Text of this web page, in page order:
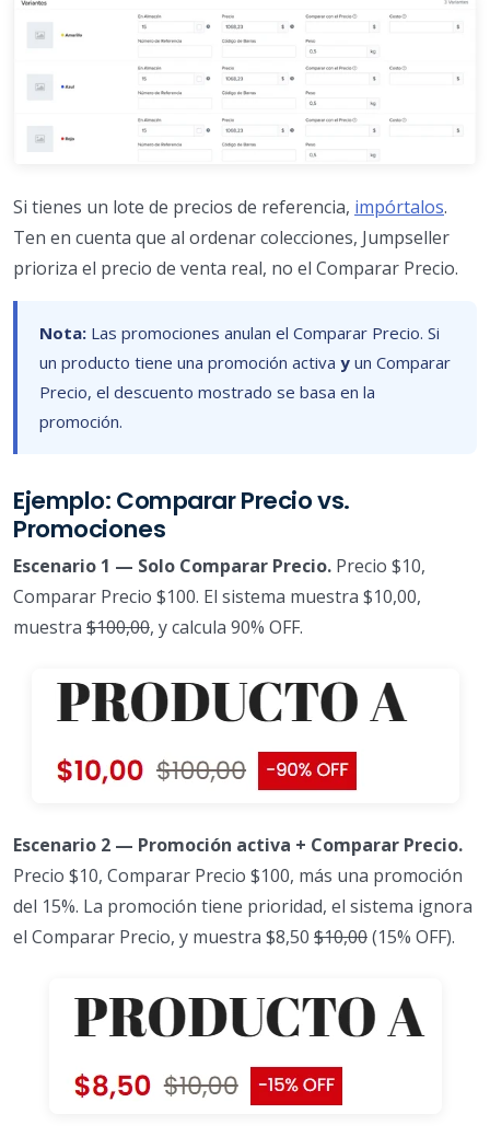
Si tienes un lote de precios de referencia, impórtalos.
Ten en cuenta que al ordenar colecciones, Jumpseller
prioriza el precio de venta real, no el Comparar Precio.
Nota: Las promociones anulan el Comparar Precio. Si
un producto tiene una promoción activa y un Comparar
Precio, el descuento mostrado se basa en la
promoción.
Ejemplo: Comparar Precio vs.
Promociones
Escenario 1 — Solo Comparar Precio. Precio $10,
Comparar Precio $100. El sistema muestra $10,00,
muestra $100,00, y calcula 90% OFF.
Escenario 2 — Promoción activa + Comparar Precio.
Precio $10, Comparar Precio $100, más una promoción
del 15%. La promoción tiene prioridad, el sistema ignora
el Comparar Precio, y muestra $8,50 $10,00(15% OFF).